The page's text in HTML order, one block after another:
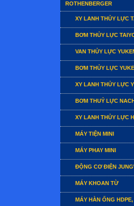
ROTHENBERGER
XY LANH THỦY LỰC
BƠM THỦY LỰC
VAN THỦY LỰC
BƠM THỦY LỰC
XY LANH THỦY LỰC
BƠM THUỶ LỰC
XY LANH THỦY LỰC
MÁY TIỆN MINI
MÁY PHAY MINI
ĐỘNG CƠ ĐIỆN
MÁY KHOAN TỪ
MÁY HÀN ỐNG HDPE,